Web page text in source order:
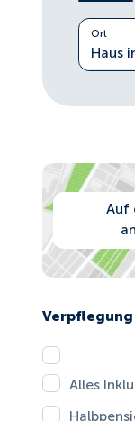
Ort
Auf
Verpflegung
Alles